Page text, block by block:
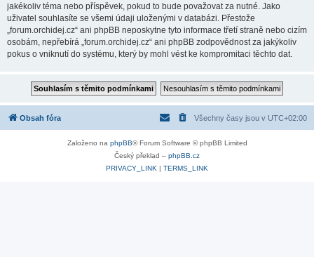
jakékoliv téma nebo příspěvek, pokud to bude považovat za nutné. Jako
uživatel souhlasíte se všemi údaji uloženými v databázi. Přestože
„forum.orchidej.cz“ ani phpBB neposkytne tyto informace třetí straně nebo cizím
osobám, nepřebírá „forum.orchidej.cz“ ani phpBB zodpovědnost za jakýkoliv
pokus o vniknutí do systému, který by mohl vést ke kompromitaci těchto dat.
Obsah fóra Všechny časy jsou v UTC+02:00
Založeno na phpBB® Forum Software © phpBB Limited
Český překlad – phpBB.cz
PRIVACY_LINK | TERMS_LINK